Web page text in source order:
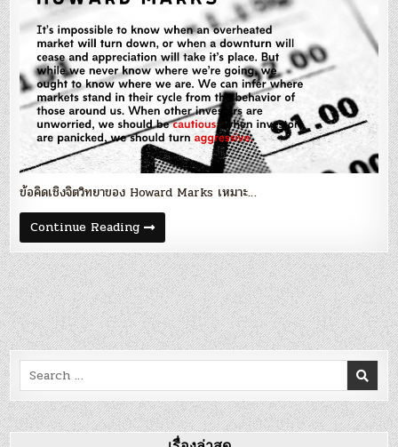
ข้อคิดเชิงจิตวิทยาของ Howard Marks เหมาะ…
Continue Readingจิตวิทยา
การ
ลงทุน
จาก
‘Howard
Marks’
Search
for: